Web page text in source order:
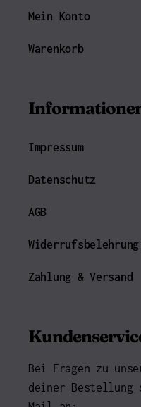
Mein Konto
Warenkorb
Impressum
Datenschutz
AGB
Widerrufsbelehrung
Zahlung & Versand
Bei Fragen zu
deiner Bestellung